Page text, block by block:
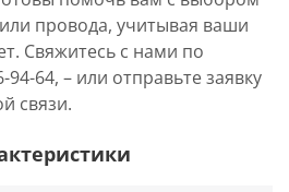
провода, учитывая ваши
Свяжитесь с нами по
94-64, – или отправьте заявку
связи.